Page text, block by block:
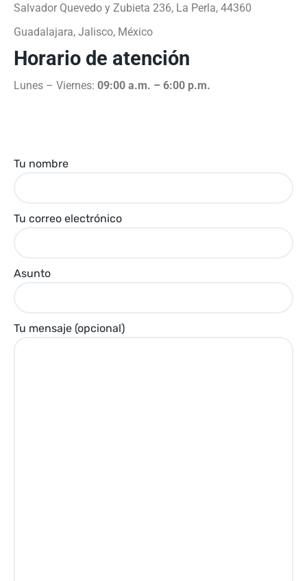
Salvador Quevedo y Zubieta 236, La Perla, 44360
Guadalajara, Jalisco, México
Horario de atención
Lunes – Viernes: 09:00 a.m. – 6:00 p.m.
Tu nombre
Tu correo electrónico
Asunto
Tu mensaje (opcional)